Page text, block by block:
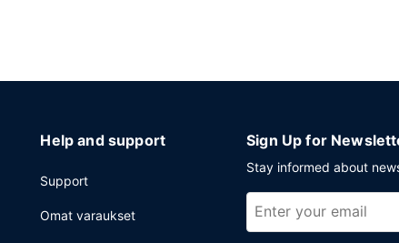
Help and support
Support
Omat varaukset
Sign Up for
Stay informed about